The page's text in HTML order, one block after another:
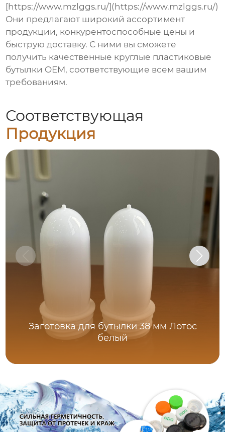
[https://www.mzlggs.ru/](https://www.mzlggs.ru/)
Они предлагают широкий ассортимент
продукции, конкурентоспособные цены и
быструю доставку. С ними вы сможете
получить качественные круглые пластиковые
бутылки OEM, соответствующие всем вашим
требованиям.
Соответствующая
Продукция
Заготовка для бутылки 38 мм Лотос
белый